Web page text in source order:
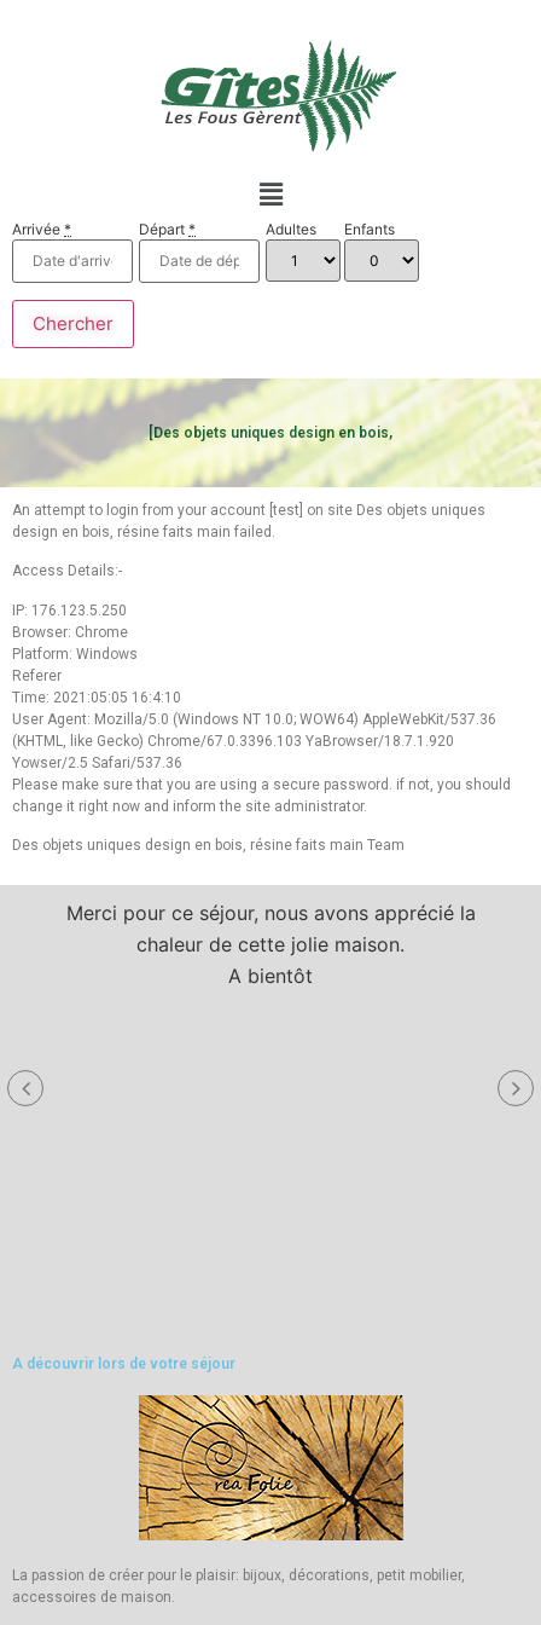
Arrivée * Départ * Adultes Enfants
[Des objets uniques design en bois,
An attempt to login from your account [test] on site Des objets uniques
design en bois, résine faits main failed.
Access Details:-
IP: 176.123.5.250
Browser: Chrome
Platform: Windows
Referer
Time: 2021:05:05 16:4:10
User Agent: Mozilla/5.0 (Windows NT 10.0; WOW64) AppleWebKit/537.36
(KHTML, like Gecko) Chrome/67.0.3396.103 YaBrowser/18.7.1.920
Yowser/2.5 Safari/537.36
Please make sure that you are using a secure password. if not, you should
change it right now and inform the site administrator.
Des objets uniques design en bois, résine faits main Team
Merci pour ce séjour, nous avons apprécié la
chaleur de cette jolie maison.
A bientôt
A découvrir lors de votre séjour
La passion de créer pour le plaisir: bijoux, décorations, petit mobilier,
accessoires de maison.